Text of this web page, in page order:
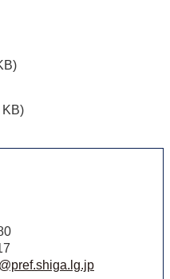
KB)